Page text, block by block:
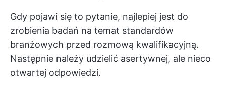
Gdy pojawi się to pytanie, najlepiej jest do
zrobienia badań na temat standardów
branżowych przed rozmową kwalifikacyjną.
Następnie należy udzielić asertywnej, ale nieco
otwartej odpowiedzi.